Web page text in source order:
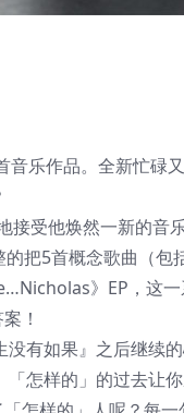
乐作品。全新忙碌
受他焕然一新的音
把5首概念歌曲（包
》EP，这
！
有如果』之后继续
怎样的」的过去让